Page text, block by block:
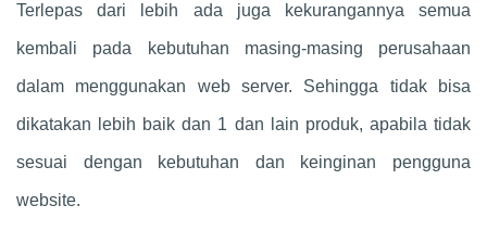
Terlepas dari lebih ada juga kekurangannya semua
kembali pada kebutuhan masing-masing perusahaan
dalam menggunakan web server. Sehingga tidak bisa
dikatakan lebih baik dan 1 dan lain produk, apabila tidak
sesuai dengan kebutuhan dan keinginan pengguna
website.